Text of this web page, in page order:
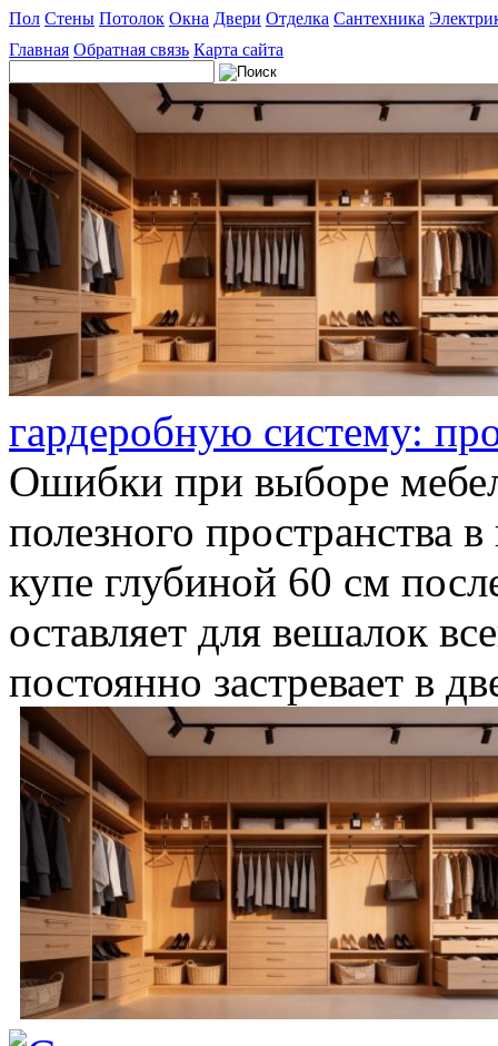
Пол Стены Потолок Окна Двери Отделка Сантехника
Главная Обратная связь Карта сайта
гардеробную систему:
Ошибки при выборе
полезного пространства
купе глубиной 60 см
оставляет для вешалок
постоянно застревает в